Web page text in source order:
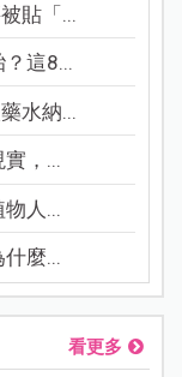
貼「...
這8...
水納...
，...
人...
麼...
看更多